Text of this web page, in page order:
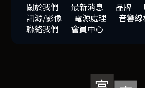
關於我們 最新消息 品牌
訊源/影像
電源處理 音響
聯絡我們
會員中心